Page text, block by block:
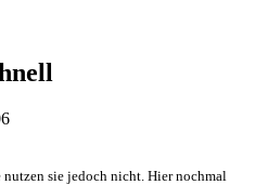
nutzen sie jedoch nicht. Hier nochmal